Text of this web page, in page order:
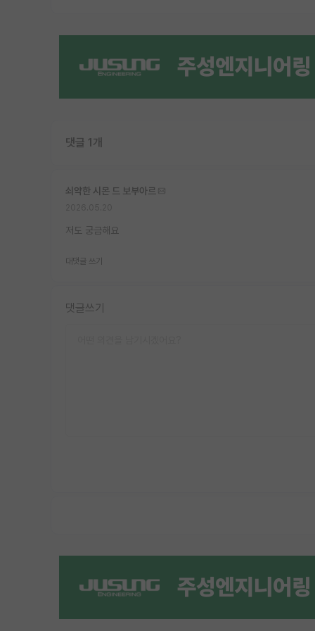
댓글 1개
쇠약한 시몬 드 보부아르
저도 궁금해요
대댓글 쓰기
댓글쓰기